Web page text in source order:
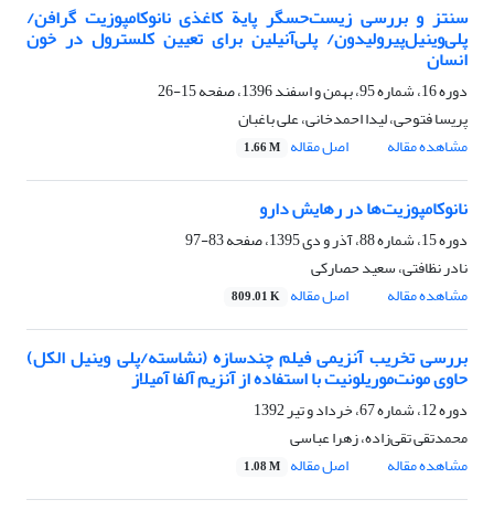
سنتز و بررسی زیست‌حسگر پایة کاغذی نانوکامپوزیت گرافن/
پلی‌وینیل‌پیرولیدون/ پلی‌آنیلین برای تعیین کلسترول در خون
انسان
دوره 16، شماره 95، بهمن و اسفند 1396، صفحه
15-26
پریسا فتوحی، لیدا احمدخانی، علی باغبان
مشاهده مقاله
اصل مقاله 1.66 M
نانوکامپوزیت‌ها در رهایش دارو
دوره 15، شماره 88، آذر و دی 1395، صفحه
83-97
نادر نظافتی، سعید حصارکی
مشاهده مقاله
اصل مقاله 809.01 K
بررسی تخریب آنزیمی فیلم چندسازه (نشاسته/پلی وینیل الکل)
حاوی مونت‌موریلونیت با استفاده از آنزیم آلفا آمیلاز
دوره 12، شماره 67، خرداد و تیر 1392
محمدتقی تقی‌زاده، زهرا عباسی
مشاهده مقاله
اصل مقاله 1.08 M